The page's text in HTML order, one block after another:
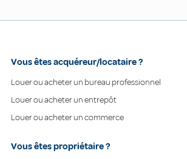
Vous êtes acquéreur/locataire ?
Louer ou acheter un bureau professionnel
Louer ou acheter un entrepôt
Louer ou acheter un commerce
Vous êtes propriétaire ?